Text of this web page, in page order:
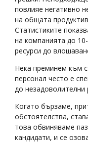
повлияе негативно
на общата
Статистиките
на компанията до
ресурси до
Нека преминем към
персонал често е
до незадоволителни
Когато бързаме,
обстоятелства,
това обвиняваме
кандидати, и се